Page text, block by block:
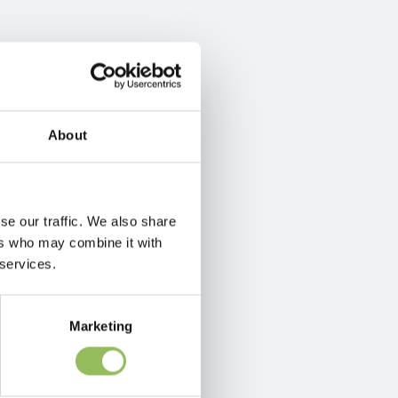
About
our traffic. We also share
who may combine it with
Marketing